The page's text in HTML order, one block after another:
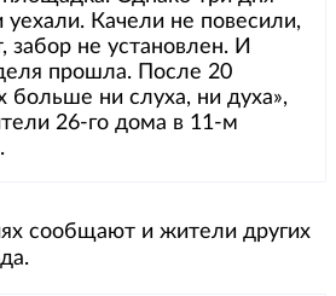
уехали. Качели не повесили,
забор не установлен. И
прошла. После 20
больше ни слуха, ни духа»,
26-го дома в 11-м
сообщают и жители других